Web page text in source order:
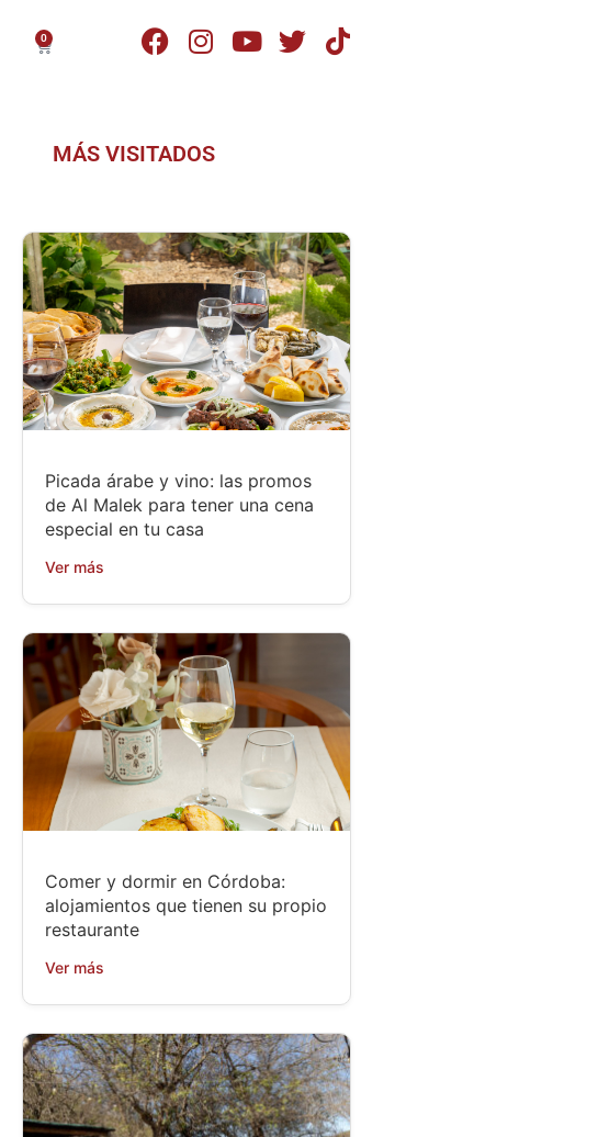
0
Carrito
MÁS VISITADOS
Picada árabe y vino: las promos
de Al Malek para tener una cena
especial en tu casa
Ver más
Comer y dormir en Córdoba:
alojamientos que tienen su propio
restaurante
Ver más